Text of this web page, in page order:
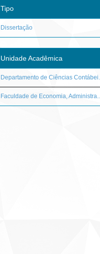
Tipo
Dissertação
Unidade Acadêmica
Departamento de Ciências Contábei...
Faculdade de Economia, Administra...